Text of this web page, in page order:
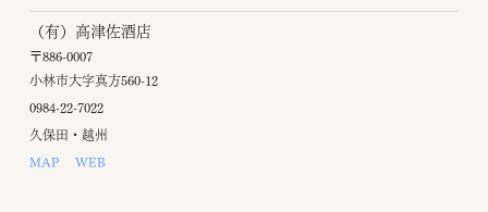
（有）高津佐酒店
〒886-0007
小林市大字真方560-12
0984-22-7022
久保田・越州
MAP
WEB